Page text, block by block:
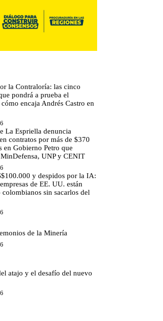
la Contraloría: las cinco
pondrá a prueba el
encaja Andrés Castro en
La Espriella denuncia
contratos por más de $370
en Gobierno Petro que
UNP y CENIT
y despidos por la IA:
de EE. UU. están
colombianos sin sacarlos del
de la Minería
atajo y el desafío del nuevo